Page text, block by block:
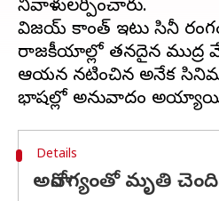
నివాళులర్పించారు.
విజయ్ కాంత్ ఇటు సినీ
రాజకీయాల్లో తనదైన ముద్ర
ఆయన నటించిన అనేక
Details
అనారోగ్యంతో మృతి